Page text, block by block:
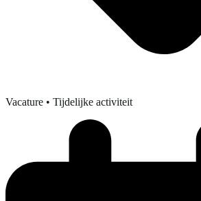
Vacature • Tijdelijke activiteit